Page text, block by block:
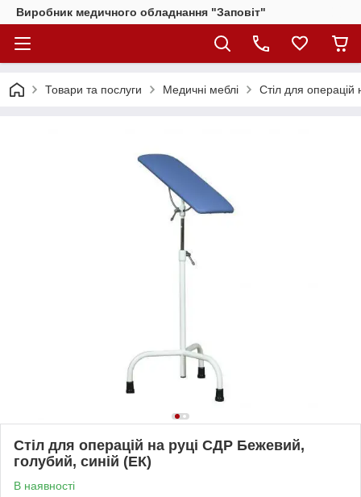
Виробник медичного обладнання "Заповіт"
Товари та послуги Медичні меблі Стіл для
Стіл для операцій на руці СДР Бежевий,
голубий, синій (ЕК)
В наявності